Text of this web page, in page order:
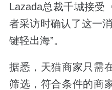
Lazada总裁千城接受
者采访时确认了这一
键轻出海”。
据悉，天猫商家只需
筛选，符合条件的商